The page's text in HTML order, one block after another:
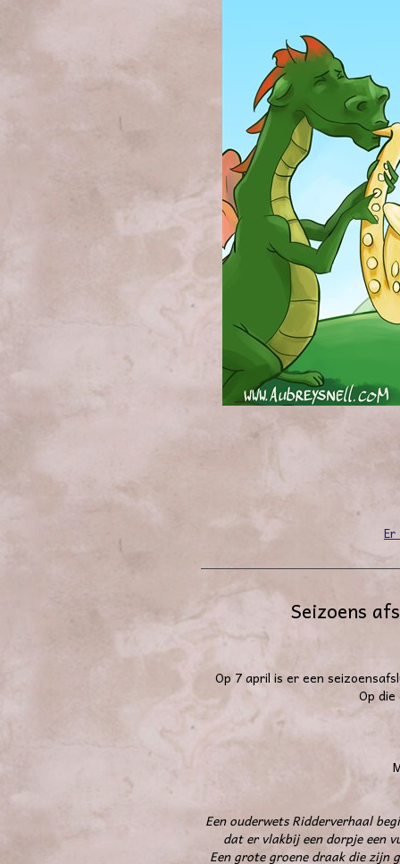
Seizoens
Op 7 april is er een
Op
Een ouderwets Ridderverhaal
dat er vlakbij een dorpje een
Een grote groene draak die zijn